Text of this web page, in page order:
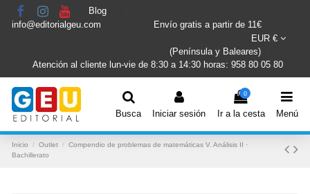
Blog
info@editorialgeu.com
Envío gratis a partir de 11€
EUR €
(Península y Baleares)
Atención al cliente lun-vie de 8:30 a 14:30 horas: 958 80 05 80
Busca Iniciar sesión
0
Ir a la cesta Menú
Inicio Outlet
Compendio de problemas de matemáticas V. Análisis II ·
Bachillerato